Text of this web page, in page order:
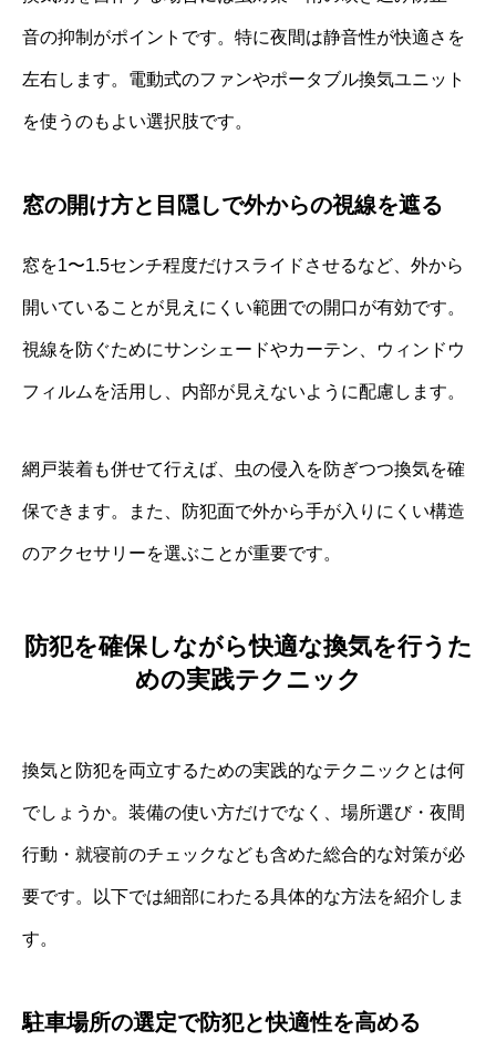
音の抑制がポイントです。特に夜間は静音性が快適さを
左右します。電動式のファンやポータブル換気ユニット
を使うのもよい選択肢です。
窓の開け方と目隠しで外からの視線を遮る
窓を1〜1.5センチ程度だけスライドさせるなど、外から
開いていることが見えにくい範囲での開口が有効です。
視線を防ぐためにサンシェードやカーテン、ウィンドウ
フィルムを活用し、内部が見えないように配慮します。
網戸装着も併せて行えば、虫の侵入を防ぎつつ換気を確
保できます。また、防犯面で外から手が入りにくい構造
のアクセサリーを選ぶことが重要です。
防犯を確保しながら快適な換気を行うた
めの実践テクニック
換気と防犯を両立するための実践的なテクニックとは何
でしょうか。装備の使い方だけでなく、場所選び・夜間
行動・就寝前のチェックなども含めた総合的な対策が必
要です。以下では細部にわたる具体的な方法を紹介しま
す。
駐車場所の選定で防犯と快適性を高める